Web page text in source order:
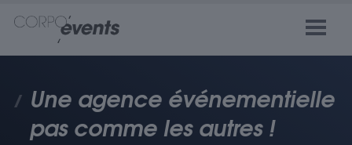
Une agence événementielle
pas comme les autres !